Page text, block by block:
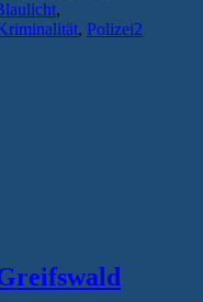
,
, Polizei2